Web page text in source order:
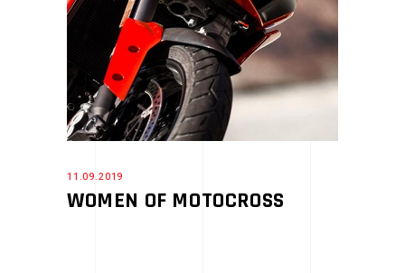
11.09.2019
WOMEN OF MOTOCROSS